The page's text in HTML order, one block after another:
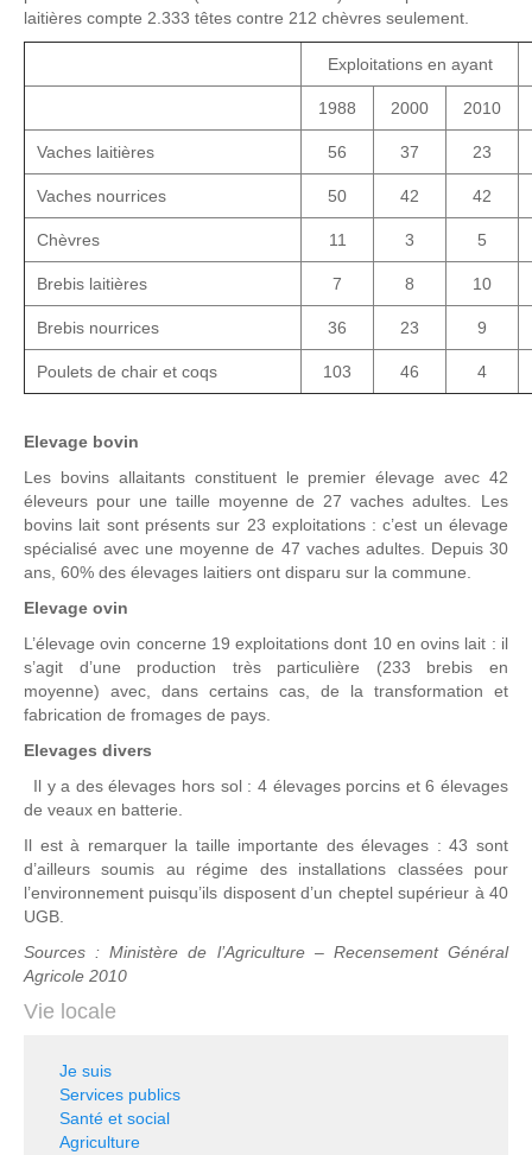
laitières compte 2.333 têtes contre 212 chèvres seulement.
Exploitations en ayant
1988 2000 2010
Vaches laitières 56 37 23
Vaches nourrices 50 42 42
Chèvres 11 3 5
Brebis laitières 7 8 10
Brebis nourrices 36 23 9
Poulets de chair et coqs 103 46 4
Elevage bovin
Les bovins allaitants constituent le premier élevage avec 42
éleveurs pour une taille moyenne de 27 vaches adultes. Les
bovins lait sont présents sur 23 exploitations : c’est un élevage
spécialisé avec une moyenne de 47 vaches adultes. Depuis 30
ans, 60% des élevages laitiers ont disparu sur la commune.
Elevage ovin
L’élevage ovin concerne 19 exploitations dont 10 en ovins lait : il
s’agit d’une production très particulière (233 brebis en
moyenne) avec, dans certains cas, de la transformation et
fabrication de fromages de pays.
Elevages divers
Il y a des élevages hors sol : 4 élevages porcins et 6 élevages
de veaux en batterie.
Il est à remarquer la taille importante des élevages : 43 sont
d’ailleurs soumis au régime des installations classées pour
l’environnement puisqu’ils disposent d’un cheptel supérieur à 40
UGB.
Sources : Ministère de l’Agriculture – Recensement Général
Agricole 2010
Vie locale
Je suis
Services publics
Santé et social
Agriculture